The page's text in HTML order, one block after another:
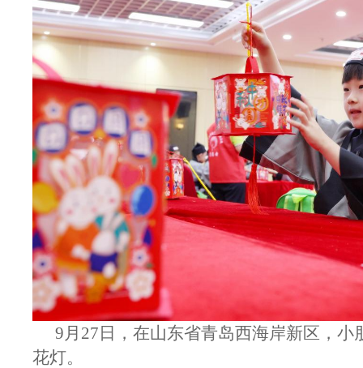
9月27日，在山东省青岛西海岸新区，小
花灯。